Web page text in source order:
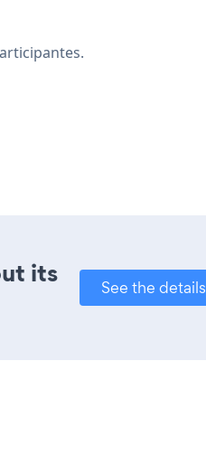
its
See the details